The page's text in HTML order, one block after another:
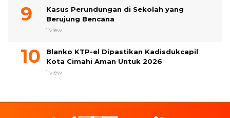
Kasus Perundungan di Sekolah yang
Berujung Bencana
1 view
Blanko KTP-el Dipastikan Kadisdukcapil
Kota Cimahi Aman Untuk 2026
1 view